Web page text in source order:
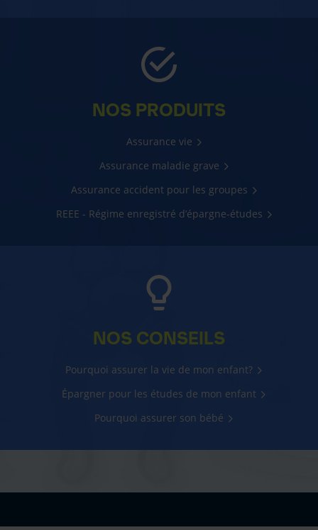
NOS PRODUITS
Assurance vie
Assurance maladie grave
Assurance accident pour les groupes
REEE - Régime enregistré d’épargne-études
NOS CONSEILS
Pourquoi assurer la vie de mon enfant?
Épargner pour les études de mon enfant
Pourquoi assurer son bébé